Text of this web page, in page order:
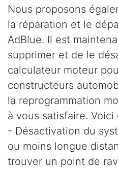
Nous proposons
la réparation et le
AdBlue. Il est
supprimer et de le
calculateur moteur
constructeurs
la reprogrammation
à vous satisfaire.
- Désactivation du
ou moins longue
trouver un point de